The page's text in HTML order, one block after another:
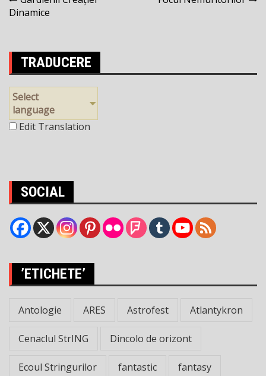
în
Dinamice
TRADUCERE
Select
language
Edit Translation
SOCIAL
’ETICHETE’
Antologie ARES Astrofest Atlantykron
Cenaclul StrING Dincolo de orizont
Ecoul Stringurilor fantastic fantasy